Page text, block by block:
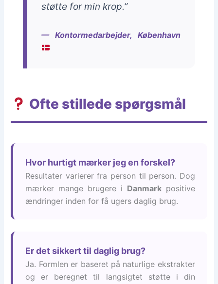
støtte for min krop.”
— Kontormedarbejder, København
Ofte stillede spørgsmål
Hvor hurtigt mærker jeg en forskel?
Resultater varierer fra person til person. Dog
mærker mange brugere i Danmarkpositive
ændringer inden for få ugers daglig brug.
Er det sikkert til daglig brug?
Ja. Formlen er baseret på naturlige ekstrakter
og er beregnet til langsigtet støtte i din